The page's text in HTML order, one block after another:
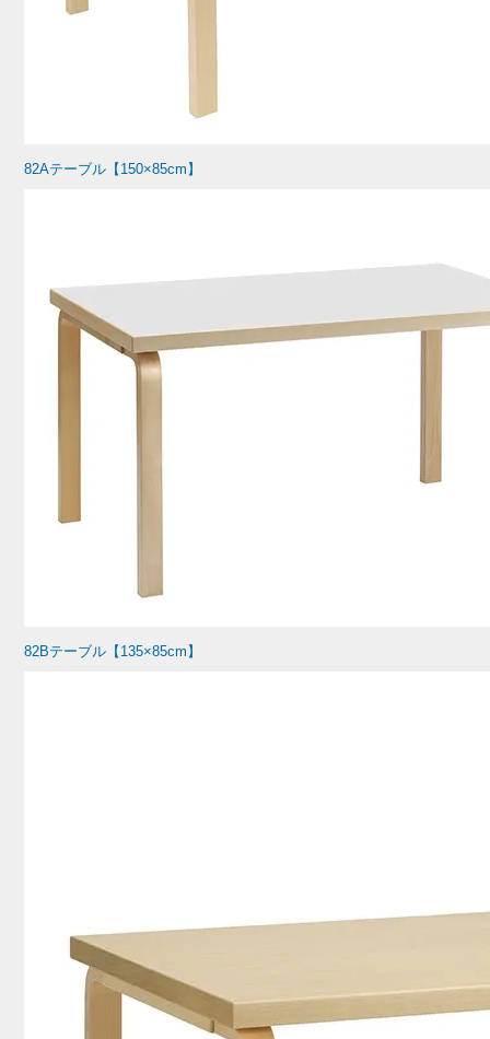
82Aテーブル【150×85cm】
82Bテーブル【135×85cm】